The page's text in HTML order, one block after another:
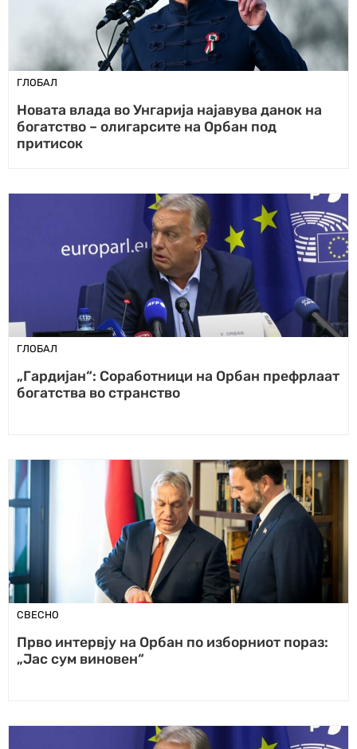
ГЛОБАЛ
Новата влада во Унгарија најавува данок на
богатство – олигарсите на Орбан под
притисок
ГЛОБАЛ
„Гардијан“: Соработници на Орбан префрлаат
богатства во странство
СВЕСНО
Прво интервју на Орбан по изборниот пораз:
„Јас сум виновен“